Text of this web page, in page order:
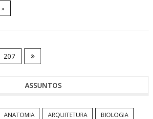
»
207
ASSUNTOS
ANATOMIA ARQUITETURA
BIOLOGIA